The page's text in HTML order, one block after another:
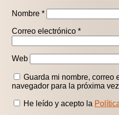
Nombre *
Correo electrónico *
Web
Guarda mi nombre, correo
navegador para la próxima
He leído y acepto la